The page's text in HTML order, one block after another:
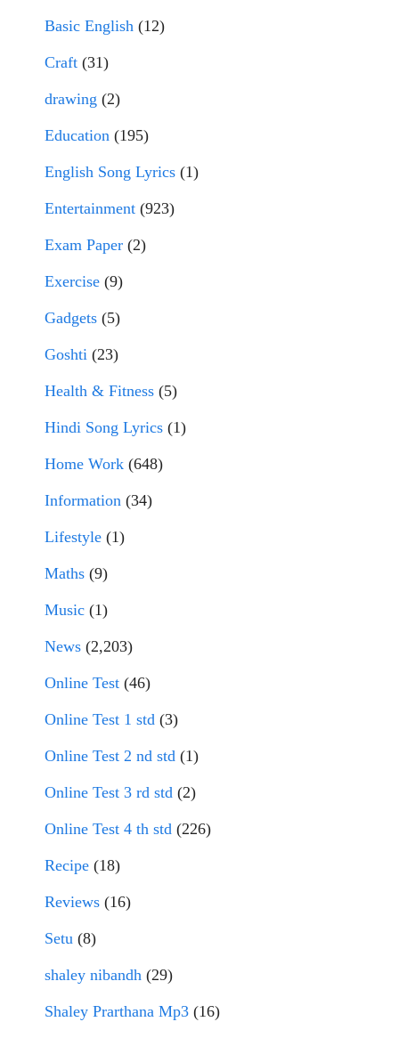
Basic English (12)
Craft (31)
drawing (2)
Education (195)
English Song Lyrics (1)
Entertainment (923)
Exam Paper (2)
Exercise (9)
Gadgets (5)
Goshti (23)
Health & Fitness (5)
Hindi Song Lyrics (1)
Home Work (648)
Information (34)
Lifestyle (1)
Maths (9)
Music (1)
News (2,203)
Online Test (46)
Online Test 1 std (3)
Online Test 2 nd std (1)
Online Test 3 rd std (2)
Online Test 4 th std (226)
Recipe (18)
Reviews (16)
Setu (8)
shaley nibandh (29)
Shaley Prarthana Mp3 (16)